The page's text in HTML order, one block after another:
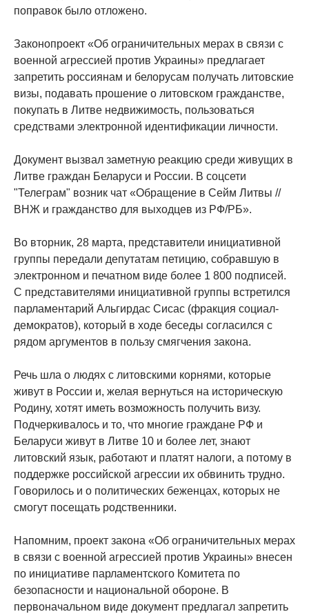
поправок было отложено.
Законопроект «Об ограничительных мерах в связи с
военной агрессией против Украины» предлагает
запретить россиянам и белорусам получать литовские
визы, подавать прошение о литовском гражданстве,
покупать в Литве недвижимость, пользоваться
средствами электронной идентификации личности.
Документ вызвал заметную реакцию среди живущих в
Литве граждан Беларуси и России. В соцсети
"Телеграм" возник чат «Обращение в Сейм Литвы //
ВНЖ и гражданство для выходцев из РФ/РБ».
Во вторник, 28 марта, представители инициативной
группы передали депутатам петицию, собравшую в
электронном и печатном виде более 1 800 подписей.
С представителями инициативной группы встретился
парламентарий Альгирдас Сисас (фракция социал-
демократов), который в ходе беседы согласился с
рядом аргументов в пользу смягчения закона.
Речь шла о людях с литовскими корнями, которые
живут в России и, желая вернуться на историческую
Родину, хотят иметь возможность получить визу.
Подчеркивалось и то, что многие граждане РФ и
Беларуси живут в Литве 10 и более лет, знают
литовский язык, работают и платят налоги, а потому в
поддержке российской агрессии их обвинить трудно.
Говорилось и о политических беженцах, которых не
смогут посещать родственники.
Напомним, проект закона «Об ограничительных мерах
в связи с военной агрессией против Украины» внесен
по инициативе парламентского Комитета по
безопасности и национальной обороне. В
первоначальном виде документ предлагал запретить